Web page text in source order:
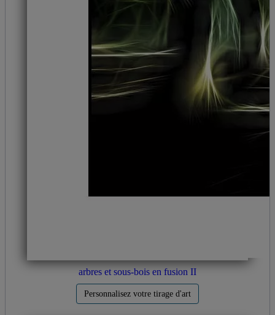
arbres et sous-bois en fusion II
Personnalisez votre tirage d'art